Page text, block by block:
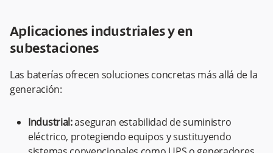
Aplicaciones industriales y en
subestaciones
Las baterías ofrecen soluciones concretas más allá de la
generación:
Industrial:aseguran estabilidad de suministro
eléctrico, protegiendo equipos y sustituyendo